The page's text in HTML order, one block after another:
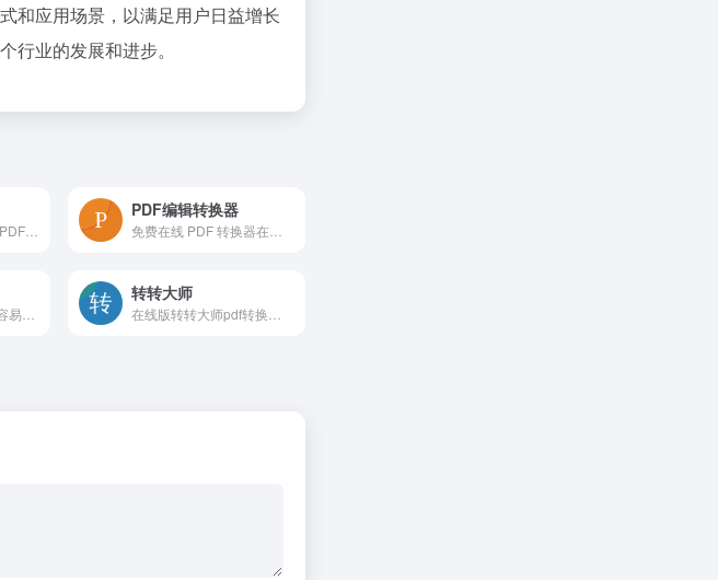
和应用场景，以满足用户日益增长
行业的发展和进步。
UPDF 是一个免费的 PDF 编辑器、PDF 阅读器、PDF 注释器和 PDF 转换器。 可免费编辑和转换 PDF 文档。
PDF编辑转换器
转转大师